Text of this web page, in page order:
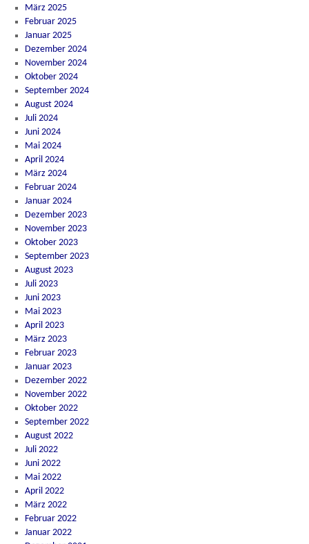
März 2025
Februar 2025
Januar 2025
Dezember 2024
November 2024
Oktober 2024
September 2024
August 2024
Juli 2024
Juni 2024
Mai 2024
April 2024
März 2024
Februar 2024
Januar 2024
Dezember 2023
November 2023
Oktober 2023
September 2023
August 2023
Juli 2023
Juni 2023
Mai 2023
April 2023
März 2023
Februar 2023
Januar 2023
Dezember 2022
November 2022
Oktober 2022
September 2022
August 2022
Juli 2022
Juni 2022
Mai 2022
April 2022
März 2022
Februar 2022
Januar 2022